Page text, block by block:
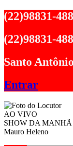
Ir
para
conteúdo
(22)98831-
(22)98831-
Santo
Entrar
AO VIVO
SHOW DA MANHÃ
Mauro Heleno